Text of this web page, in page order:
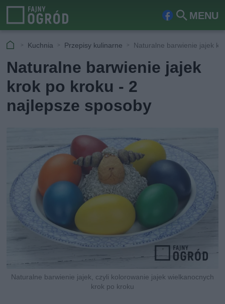
MENU
Fa
ook
Szu
kaj
Kuchnia Przepisy kulinarne Naturalne barwienie jajek
Naturalne barwienie jajek
krok po kroku - 2
najlepsze sposoby
Naturalne barwienie jajek, czyli kolorowanie jajek wielkanocnych
krok po kroku